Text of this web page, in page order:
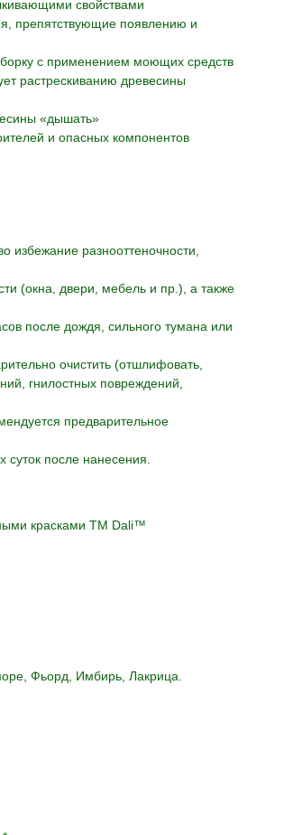
свойствами
препятствующие появлению и
с применением моющих средств
растрескиванию древесины
«дышать»
и опасных компонентов
разнооттеночности,
(окна, двери, мебель и пр.), а также
после дождя, сильного тумана или
очистить (отшлифовать,
гнилостных повреждений,
предварительное
суток после нанесения.
красками ТМ Dali™
Фьорд, Имбирь, Лакрица.